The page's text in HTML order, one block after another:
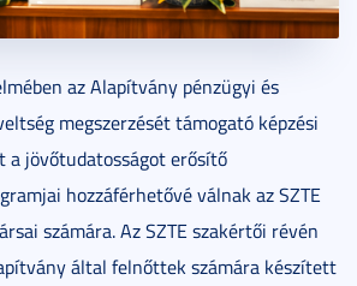
az Alapítvány pénzügyi és
megszerzését támogató képzési
a jövőtudatosságot erősítő
hozzáférhetővé válnak az SZTE
számára. Az SZTE szakértői révén
által felnőttek számára készített